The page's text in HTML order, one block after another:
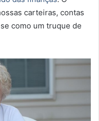
carteiras, contas
como um truque de